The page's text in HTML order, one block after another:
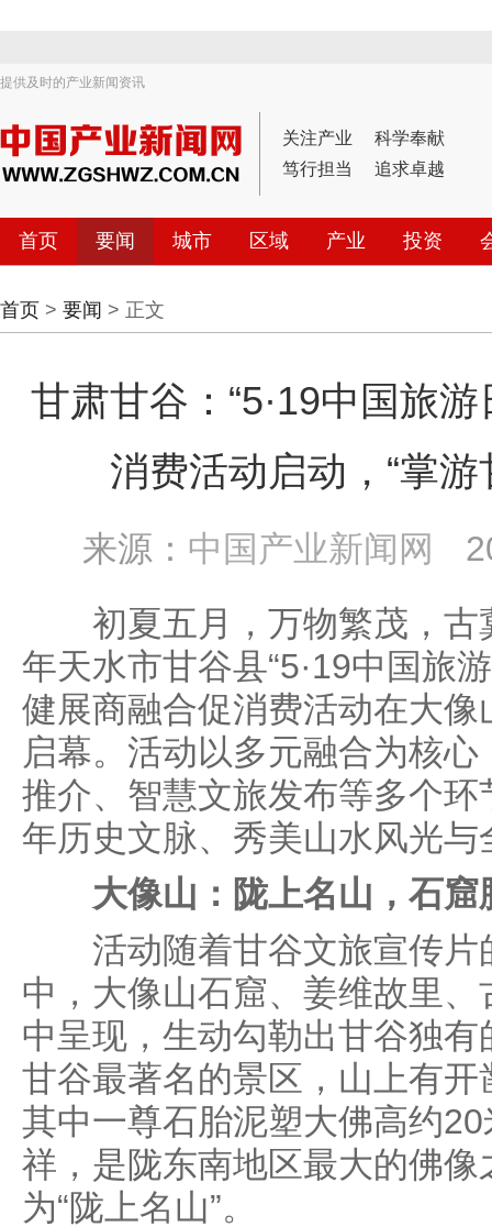
提供及时的产业新闻资讯
关注产业
科学奉献
笃行担当
追求卓越
首页 要闻 城市 区域 产业 投资
首页 > 要闻 > 正文
甘肃甘谷：“5·19中国旅
消费活动启动，“掌
来源： 中国产业新闻网
初夏五月，万物繁茂，古
年天水市甘谷县“5·19中国旅
健展商融合促消费活动在大
启幕。活动以多元融合为核
推介、智慧文旅发布等多个
年历史文脉、秀美山水风光
大像山：陇上名山，石窟
活动随着甘谷文旅宣传片
中，大像山石窟、姜维故里
中呈现，生动勾勒出甘谷独
甘谷最著名的景区，山上有
其中一尊石胎泥塑大佛高约
祥，是陇东南地区最大的佛
为“陇上名山”。